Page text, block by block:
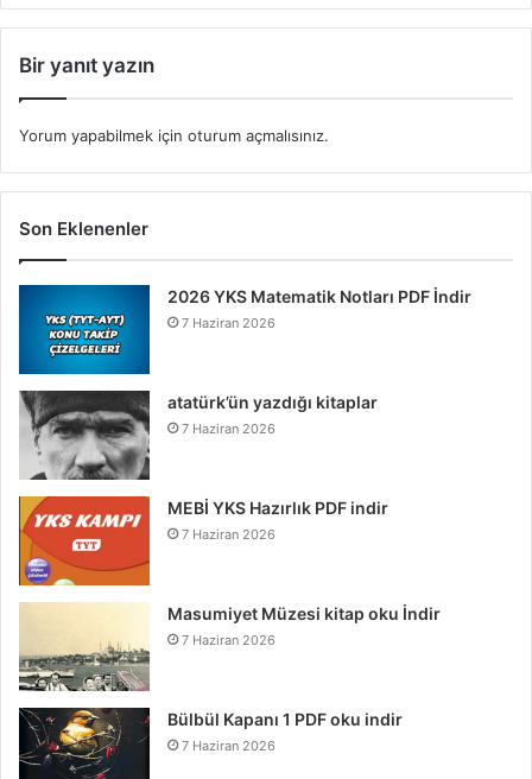
Bir yanıt yazın
Yorum yapabilmek için oturum açmalısınız.
Son Eklenenler
2026 YKS Matematik Notları PDF İndir
7 Haziran 2026
atatürk’ün yazdığı kitaplar
7 Haziran 2026
MEBİ YKS Hazırlık PDF indir
7 Haziran 2026
Masumiyet Müzesi kitap oku İndir
7 Haziran 2026
Bülbül Kapanı 1 PDF oku indir
7 Haziran 2026